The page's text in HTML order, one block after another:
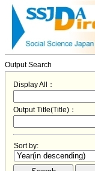
Output Search
Display All：
Output Title(Title)：
Sort by: